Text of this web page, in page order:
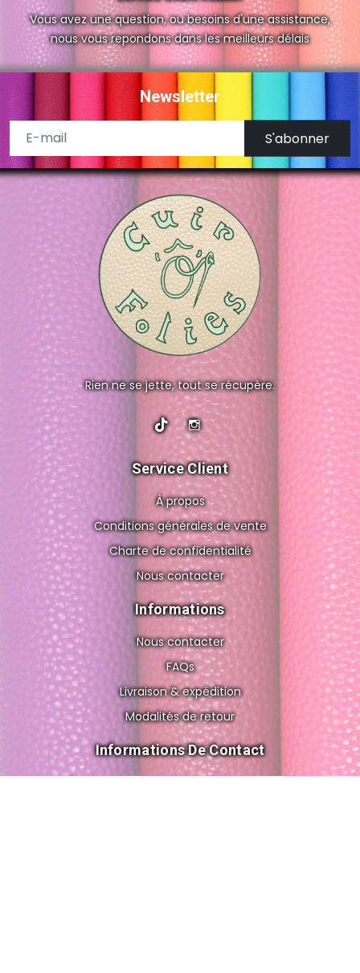
Vous avez une question, ou besoins d'une assistance,
nous vous repondons dans les meilleurs délais
Newsletter
S'abonner
Rien ne se jette, tout se récupère.
Service Client
À propos
Conditions générales de vente
Charte de confidentialité
Nous contacter
Informations
Nous contacter
FAQs
Livraison & expédition
Modalités de retour
Informations De Contact